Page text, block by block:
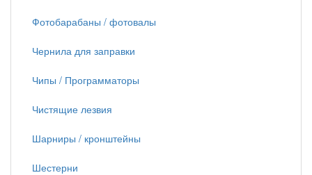
Фотобарабаны / фотовалы
Чернила для заправки
Чипы / Программаторы
Чистящие лезвия
Шарниры / кронштейны
Шестерни